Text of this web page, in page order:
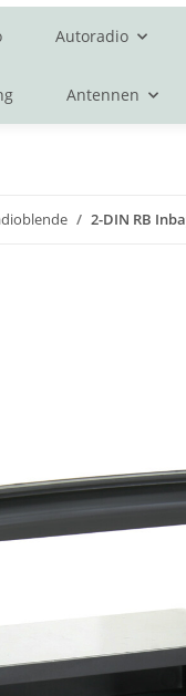
Autoradio
Antennen
2-DIN RB